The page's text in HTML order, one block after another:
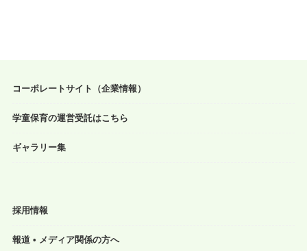
コーポレートサイト（企業情報）
学童保育の運営受託はこちら
ギャラリー集
採用情報
報道 • メディア関係の方へ